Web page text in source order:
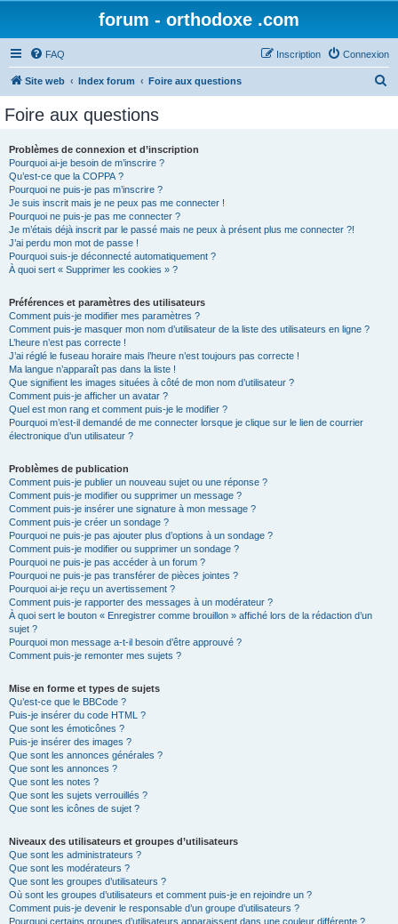
forum - orthodoxe .com
FAQ Connexion
Inscription
Site web Index forum Foire aux questions
Foire aux questions
Problèmes de connexion et d’inscription
Pourquoi ai-je besoin de m’inscrire ?
Qu’est-ce que la COPPA ?
Pourquoi ne puis-je pas m’inscrire ?
Je suis inscrit mais je ne peux pas me connecter !
Pourquoi ne puis-je pas me connecter ?
Je m’étais déjà inscrit par le passé mais ne peux à présent plus me connecter ?!
J’ai perdu mon mot de passe !
Pourquoi suis-je déconnecté automatiquement ?
À quoi sert « Supprimer les cookies » ?
Préférences et paramètres des utilisateurs
Comment puis-je modifier mes paramètres ?
Comment puis-je masquer mon nom d’utilisateur de la liste des utilisateurs en ligne ?
L’heure n’est pas correcte !
J’ai réglé le fuseau horaire mais l’heure n’est toujours pas correcte !
Ma langue n’apparaît pas dans la liste !
Que signifient les images situées à côté de mon nom d’utilisateur ?
Comment puis-je afficher un avatar ?
Quel est mon rang et comment puis-je le modifier ?
Pourquoi m’est-il demandé de me connecter lorsque je clique sur le lien de courrier
électronique d’un utilisateur ?
Problèmes de publication
Comment puis-je publier un nouveau sujet ou une réponse ?
Comment puis-je modifier ou supprimer un message ?
Comment puis-je insérer une signature à mon message ?
Comment puis-je créer un sondage ?
Pourquoi ne puis-je pas ajouter plus d’options à un sondage ?
Comment puis-je modifier ou supprimer un sondage ?
Pourquoi ne puis-je pas accéder à un forum ?
Pourquoi ne puis-je pas transférer de pièces jointes ?
Pourquoi ai-je reçu un avertissement ?
Comment puis-je rapporter des messages à un modérateur ?
À quoi sert le bouton « Enregistrer comme brouillon » affiché lors de la rédaction d’un
sujet ?
Pourquoi mon message a-t-il besoin d’être approuvé ?
Comment puis-je remonter mes sujets ?
Mise en forme et types de sujets
Qu’est-ce que le BBCode ?
Puis-je insérer du code HTML ?
Que sont les émoticônes ?
Puis-je insérer des images ?
Que sont les annonces générales ?
Que sont les annonces ?
Que sont les notes ?
Que sont les sujets verrouillés ?
Que sont les icônes de sujet ?
Niveaux des utilisateurs et groupes d’utilisateurs
Que sont les administrateurs ?
Que sont les modérateurs ?
Que sont les groupes d’utilisateurs ?
Où sont les groupes d’utilisateurs et comment puis-je en rejoindre un ?
Comment puis-je devenir le responsable d’un groupe d’utilisateurs ?
Pourquoi certains groupes d’utilisateurs apparaissent dans une couleur différente ?